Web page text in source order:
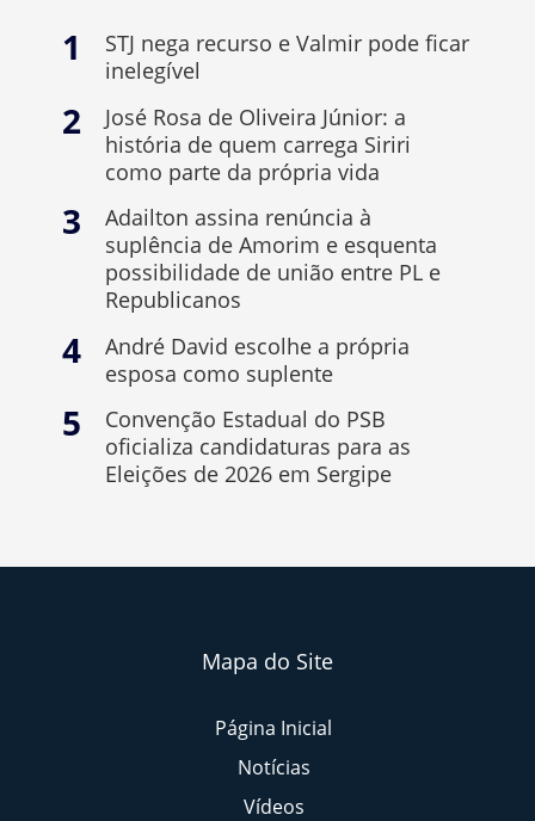
STJ nega recurso e Valmir pode ficar
inelegível
José Rosa de Oliveira Júnior: a
história de quem carrega Siriri
como parte da própria vida
Adailton assina renúncia à
suplência de Amorim e esquenta
possibilidade de união entre PL e
Republicanos
André David escolhe a própria
esposa como suplente
Convenção Estadual do PSB
oficializa candidaturas para as
Eleições de 2026 em Sergipe
Mapa do Site
Página Inicial
Notícias
Vídeos